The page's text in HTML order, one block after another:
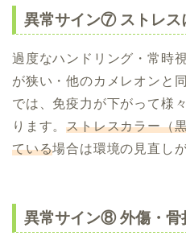
異常サイン⑦ ストレス
過度なハンドリング・常時
が狭い・他のカメレオンと
では、免疫力が下がって様
ります。ストレスカラー（
ている場合は環境の見直し
異常サイン⑧ 外傷・骨